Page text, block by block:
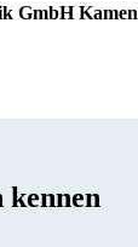
GmbH
kennen